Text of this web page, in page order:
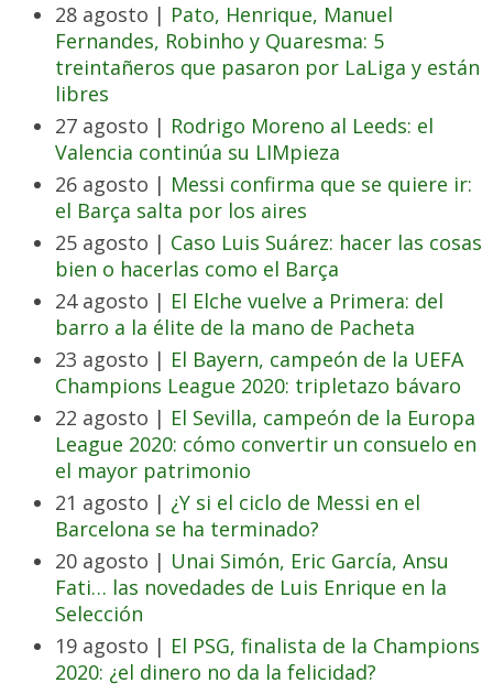
28 agosto | Pato, Henrique, Manuel
Fernandes, Robinho y Quaresma: 5
treintañeros que pasaron por LaLiga y están
libres
27 agosto | Rodrigo Moreno al Leeds: el
Valencia continúa su LIMpieza
26 agosto | Messi confirma que se quiere ir:
el Barça salta por los aires
25 agosto | Caso Luis Suárez: hacer las cosas
bien o hacerlas como el Barça
24 agosto | El Elche vuelve a Primera: del
barro a la élite de la mano de Pacheta
23 agosto | El Bayern, campeón de la UEFA
Champions League 2020: tripletazo bávaro
22 agosto | El Sevilla, campeón de la Europa
League 2020: cómo convertir un consuelo en
el mayor patrimonio
21 agosto | ¿Y si el ciclo de Messi en el
Barcelona se ha terminado?
20 agosto | Unai Simón, Eric García, Ansu
Fati… las novedades de Luis Enrique en la
Selección
19 agosto | El PSG, finalista de la Champions
2020: ¿el dinero no da la felicidad?